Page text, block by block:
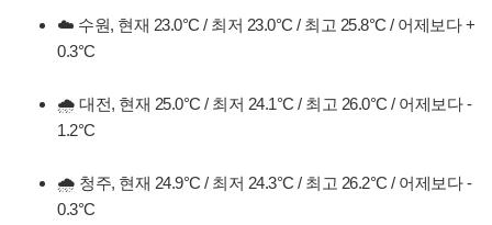
☁️ 수원, 현재 23.0°C / 최저 23.0°C / 최고 25.8°C / 어제보다 +
0.3°C
🌧️ 대전, 현재 25.0°C / 최저 24.1°C / 최고 26.0°C / 어제보다 -
1.2°C
🌧️ 청주, 현재 24.9°C / 최저 24.3°C / 최고 26.2°C / 어제보다 -
0.3°C